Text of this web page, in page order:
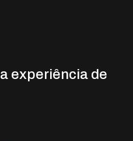
experiência de